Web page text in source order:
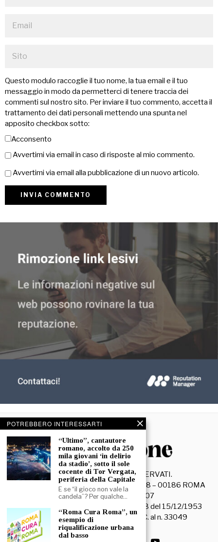
Questo modulo raccoglie il tuo nome, la tua email e il tuo
messaggio in modo da permetterci di tenere traccia dei
commenti sul nostro sito. Per inviare il tuo commento, accetta il
trattamento dei dati personali mettendo una spunta nel
apposito checkbox sotto:
Acconsento
Avvertimi via email in caso di risposte al mio commento.
Avvertimi via email alla pubblicazione di un nuovo articolo.
© 2026- TUTTI I DIRITTI RISERVATI.
La Discussione S.r.l. – Piazza Capranica, 78 – 00186 ROMA
C.F. e P. IVA 15045971007
Registrazione Tribunale di Roma n. 3628 del 15/12/1953
La società editrice è iscritta al R.O.C. al n. 33049
POTREBBERO INTERESSARTI
“Ultimo”, cantautore
romano, accolto da 250
mila giovani ‘in delirio
da stadio’, sotto il sole
cocente di Tor Vergata,
periferia della Capitale
E se “il gioco non vale la
candela”? Per qualche…
“Roma Cura Roma”, un
esempio di
riqualificazione urbana
dal basso